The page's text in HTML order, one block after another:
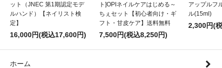
ット（JNEC 第1期認定モデ
ルハンド）【ネイリスト検
定】
16,000円(税込17,600円)
ト]OPIネイルケアはじめる～
ちぇセット【初心者向け・ギ
フト・甘皮ケア】送料無料
7,500円(税込8,250円)
アップルフ
ル(15ml)
2,300円(
ホーム